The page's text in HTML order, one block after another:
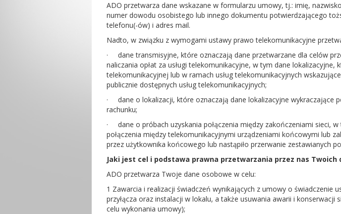
ADO przetwarza dane wskazane w formularzu umowy, tj.: imię,
numer dowodu osobistego lub innego dokumentu potwierdzającego
telefonu(-ów) i adres mail.
Nadto, w związku z wymogami ustawy prawo telekomunikacyjne
·
dane transmisyjne, które oznaczają dane przetwarzane dla celów
naliczania opłat za usługi telekomunikacyjne, w tym dane
telekomunikacyjnej lub w ramach usług telekomunikacyjnych
publicznie dostępnych usług telekomunikacyjnych;
·
dane o lokalizacji, które oznaczają dane lokalizacyjne wykraczające
rachunku;
·
dane o próbach uzyskania połączenia między zakończeniami sieci,
połączenia między telekomunikacyjnymi urządzeniami końcowymi lub
przez użytkownika końcowego lub nastąpiło przerwanie zestawianych
Jaki jest cel i podstawa prawna przetwarzania przez nas Twoich
ADO przetwarza Twoje dane osobowe w celu:
1 Zawarcia i realizacji świadczeń wynikających z umowy o świadczenie
przyłącza oraz instalacji w lokalu, a także usuwania awarii i
celu wykonania umowy);